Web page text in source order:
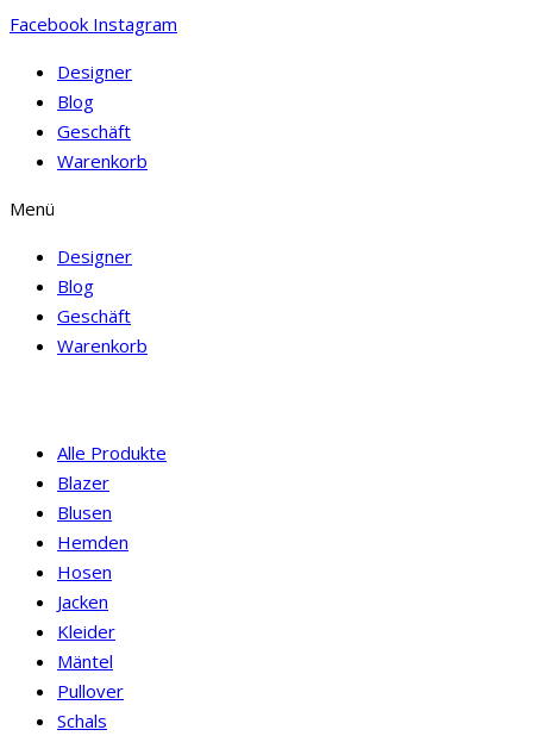
Facebook Instagram
Designer
Blog
Geschäft
Warenkorb
Menü
Designer
Blog
Geschäft
Warenkorb
Alle Produkte
Blazer
Blusen
Hemden
Hosen
Jacken
Kleider
Mäntel
Pullover
Schals